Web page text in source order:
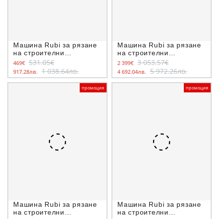
Машина Rubi за рязане
на строителни
материали с водеща
греда 800 W, ф 200 мм,
650 мм, DU-200 EVO
469€ 531.05€
917.28лв. 1 038.64лв.
Машина Rubi за рязане
на строителни
материали с водеща
греда 1500 W, ф 250
мм, 1550 мм, DCX-250
Xpert
2 399€ 3 053.57€
4 692.04лв. 5 972.26лв.
промоция
Машина Rubi за рязане
на строителни
промоция
Машина Rubi за рязане
на строителни